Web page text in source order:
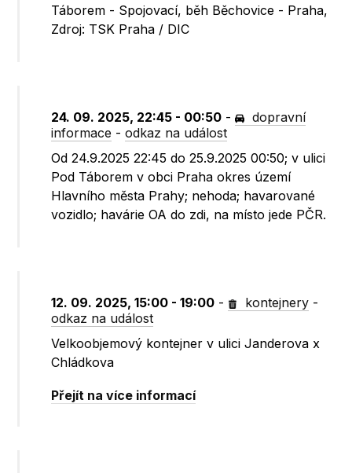
Táborem - Spojovací, běh Běchovice - Praha,
Zdroj: TSK Praha / DIC
24. 09. 2025, 22:45 - 00:50 -
dopravní
informace -odkaz na událost
Od 24.9.2025 22:45 do 25.9.2025 00:50; v ulici
Pod Táborem v obci Praha okres území
Hlavního města Prahy; nehoda; havarované
vozidlo; havárie OA do zdi, na místo jede PČR.
12. 09. 2025, 15:00 - 19:00 - kontejnery -
odkaz na událost
Velkoobjemový kontejner v ulici Janderova x
Chládkova
Přejít na více informací